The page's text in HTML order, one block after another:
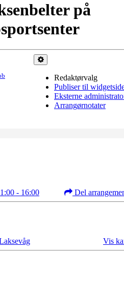
på
Administrer
Redaktørvalg
Publiser til
Eksterne
Arrangørnotater
- 16:00 Del
Vis